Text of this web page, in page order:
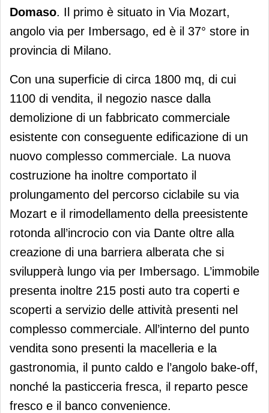
Domaso. Il primo è situato in Via Mozart,
angolo via per Imbersago, ed è il 37° store in
provincia di Milano.
Con una superficie di circa 1800 mq, di cui
1100 di vendita, il negozio nasce dalla
demolizione di un fabbricato commerciale
esistente con conseguente edificazione di un
nuovo complesso commerciale. La nuova
costruzione ha inoltre comportato il
prolungamento del percorso ciclabile su via
Mozart e il rimodellamento della preesistente
rotonda all’incrocio con via Dante oltre alla
creazione di una barriera alberata che si
svilupperà lungo via per Imbersago. L’immobile
presenta inoltre 215 posti auto tra coperti e
scoperti a servizio delle attività presenti nel
complesso commerciale. All’interno del punto
vendita sono presenti la macelleria e la
gastronomia, il punto caldo e l’angolo bake-off,
nonché la pasticceria fresca, il reparto pesce
fresco e il banco convenience.